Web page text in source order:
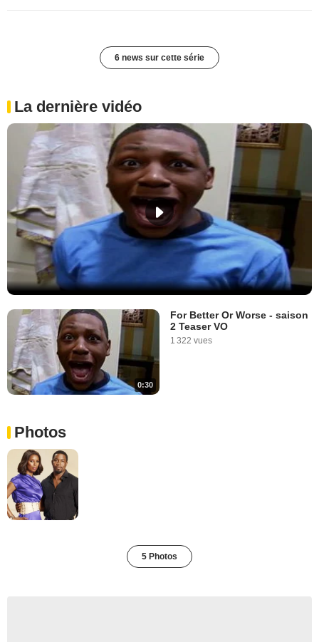
6 news sur cette série
La dernière vidéo
0:30
For Better Or Worse - saison
2 Teaser VO
1 322 vues
Photos
5 Photos